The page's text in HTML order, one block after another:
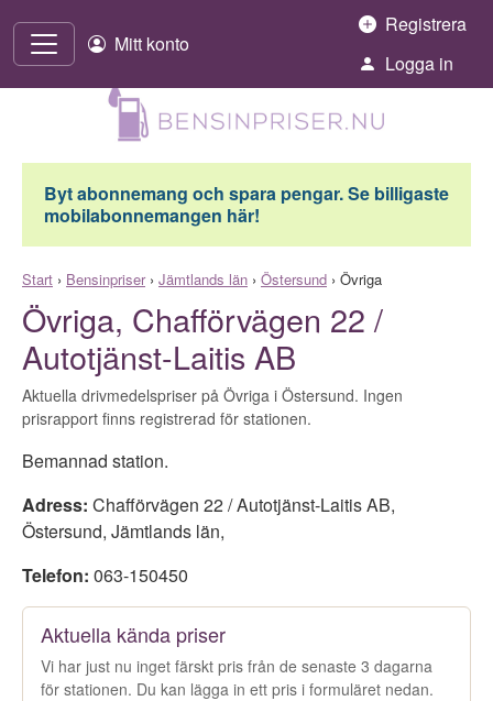
Mitt konto
Registrera
Logga in
Byt abonnemang och spara pengar. Se billigaste
mobilabonnemangen här!
Start › Bensinpriser› Jämtlands län › Östersund › Övriga
Övriga, Chafförvägen 22 /
Autotjänst-Laitis AB
Aktuella drivmedelspriser på Övriga i Östersund. Ingen
prisrapport finns registrerad för stationen.
Bemannad station.
Adress: Chafförvägen 22 / Autotjänst-Laitis AB,
Östersund, Jämtlands län,
Telefon: 063-150450
Aktuella kända priser
Vi har just nu inget färskt pris från de senaste 3 dagarna
för stationen. Du kan lägga in ett pris i formuläret nedan.